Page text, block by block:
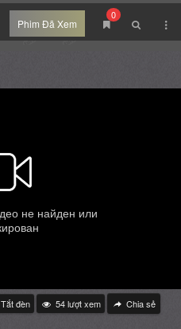
0
Phim Đã Xem
Tắt đèn 54lượt xem Chia sẻ